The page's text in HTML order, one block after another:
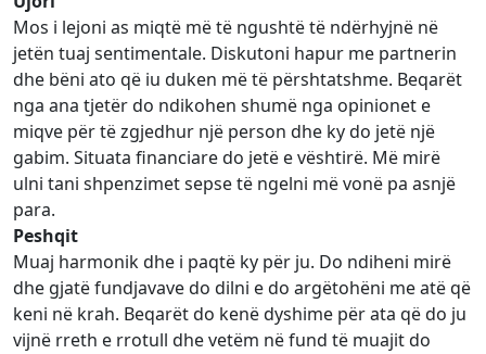
Mos i lejoni as miqtë më të ngushtë të ndërhyjnë në
jetën tuaj sentimentale. Diskutoni hapur me partnerin
dhe bëni ato që iu duken më të përshtatshme. Beqarët
nga ana tjetër do ndikohen shumë nga opinionet e
miqve për të zgjedhur një person dhe ky do jetë një
gabim. Situata financiare do jetë e vështirë. Më mirë
ulni tani shpenzimet sepse të ngelni më vonë pa asnjë
para.
Peshqit
Muaj harmonik dhe i paqtë ky për ju. Do ndiheni mirë
dhe gjatë fundjavave do dilni e do argëtohëni me atë që
keni në krah. Beqarët do kenë dyshime për ata që do ju
vijnë rreth e rrotull dhe vetëm në fund të muajit do